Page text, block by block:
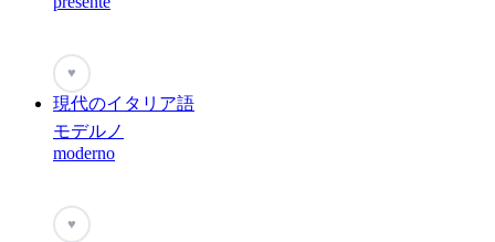
♥
現代のイタリア語
モデルノ
moderno
♥